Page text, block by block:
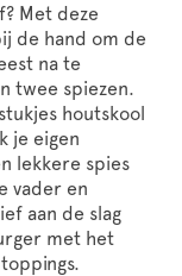
Met deze
de hand om de
na te
twee spiezen.
houtskool
je eigen
lekkere spies
vader en
aan de slag
met het